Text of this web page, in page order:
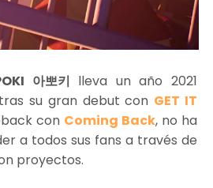
아뽀키 lleva un año 2021
su gran debut con GET IT
con Coming Back, no ha
a todos sus fans a través de
proyectos.